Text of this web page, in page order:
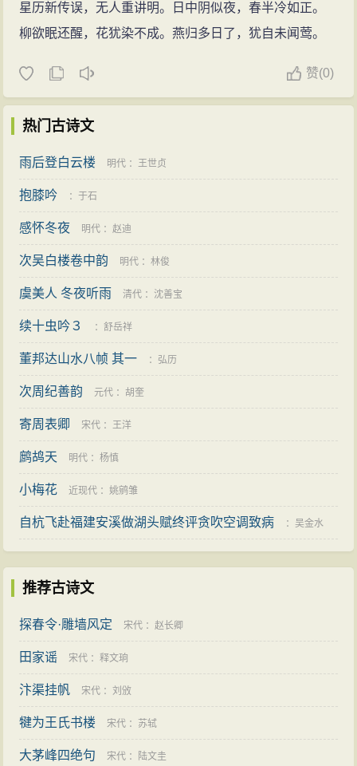
星历新传误，无人重讲明。日中阴似夜，春半冷如正。
柳欲眠还醒，花犹染不成。燕归多日了，犹自未闻莺。
赞(0)
热门古诗文
雨后登白云楼 明代 ：王世贞
抱膝吟 ：于石
感怀冬夜 明代 ：赵迪
次吴白楼卷中韵 明代 ：林俊
虞美人 冬夜听雨 清代 ： 沈善宝
续十虫吟３ ： 舒岳祥
董邦达山水八帧 其一 ： 弘历
次周纪善韵 元代 ：胡奎
寄周表卿 宋代 ：王洋
鹧鸪天 明代 ：杨慎
小梅花 近现代 ：姚鹓雏
自杭飞赴福建安溪做湖头赋终评贪吹空调致病 ：吴金水
推荐古诗文
探春令·雕墙风定 宋代 ：赵长卿
田家谣 宋代 ：释文珦
汴渠挂帆 宋代 ：刘攽
犍为王氏书楼 宋代 ： 苏轼
大茅峰四绝句 宋代 ： 陆文圭